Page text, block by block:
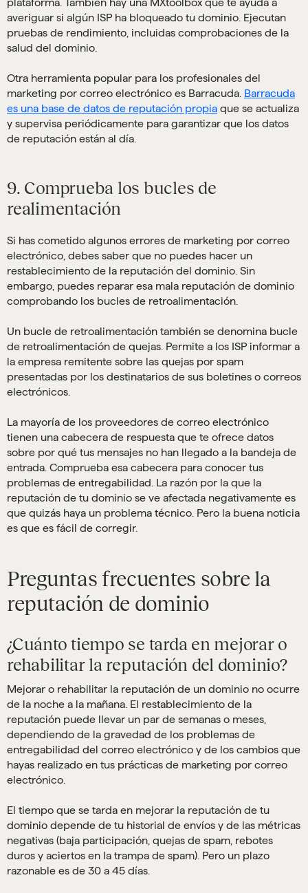
averiguar si algún ISP ha bloqueado tu dominio. Ejecutan
pruebas de rendimiento, incluidas comprobaciones de la
salud del dominio.
Otra herramienta popular para los profesionales del
marketing por correo electrónico es Barracuda. Barracuda
es una base de datos de reputación propia que se actualiza
y supervisa periódicamente para garantizar que los datos
de reputación están al día.
9. Comprueba los bucles de
realimentación
Si has cometido algunos errores de marketing por correo
electrónico, debes saber que no puedes hacer un
restablecimiento de la reputación del dominio. Sin
embargo, puedes reparar esa mala reputación de dominio
comprobando los bucles de retroalimentación.
Un bucle de retroalimentación también se denomina bucle
de retroalimentación de quejas. Permite a los ISP informar a
la empresa remitente sobre las quejas por spam
presentadas por los destinatarios de sus boletines o correos
electrónicos.
La mayoría de los proveedores de correo electrónico
tienen una cabecera de respuesta que te ofrece datos
sobre por qué tus mensajes no han llegado a la bandeja de
entrada. Comprueba esa cabecera para conocer tus
problemas de entregabilidad. La razón por la que la
reputación de tu dominio se ve afectada negativamente es
que quizás haya un problema técnico. Pero la buena noticia
es que es fácil de corregir.
Preguntas frecuentes sobre la
reputación de dominio
¿Cuánto tiempo se tarda en mejorar o
rehabilitar la reputación del dominio?
Mejorar o rehabilitar la reputación de un dominio no ocurre
de la noche a la mañana. El restablecimiento de la
reputación puede llevar un par de semanas o meses,
dependiendo de la gravedad de los problemas de
entregabilidad del correo electrónico y de los cambios que
hayas realizado en tus prácticas de marketing por correo
electrónico.
El tiempo que se tarda en mejorar la reputación de tu
dominio depende de tu historial de envíos y de las métricas
negativas (baja participación, quejas de spam, rebotes
duros y aciertos en la trampa de spam). Pero un plazo
razonable es de 30 a 45 días.